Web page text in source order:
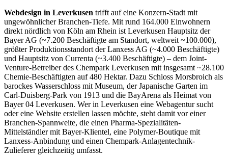
Webdesign in Leverkusen trifft auf eine Konzern-Stadt mit
ungewöhnlicher Branchen-Tiefe. Mit rund 164.000 Einwohnern
direkt nördlich von Köln am Rhein ist Leverkusen Hauptsitz der
Bayer AG (~7.200 Beschäftigte am Standort, weltweit ~100.000),
größter Produktionsstandort der Lanxess AG (~4.000 Beschäftigte)
und Hauptsitz von Currenta (~3.400 Beschäftigte) – dem Joint-
Venture-Betreiber des Chempark Leverkusen mit insgesamt ~28.100
Chemie-Beschäftigten auf 480 Hektar. Dazu Schloss Morsbroich als
barockes Wasserschloss mit Museum, der Japanische Garten im
Carl-Duisberg-Park von 1913 und die BayArena als Heimat von
Bayer 04 Leverkusen. Wer in Leverkusen eine Webagentur sucht
oder eine Website erstellen lassen möchte, steht damit vor einer
Branchen-Spannweite, die einen Pharma-Spezialitäten-
Mittelständler mit Bayer-Klientel, eine Polymer-Boutique mit
Lanxess-Anbindung und einen Chempark-Anlagentechnik-
Zulieferer gleichzeitig umfasst.